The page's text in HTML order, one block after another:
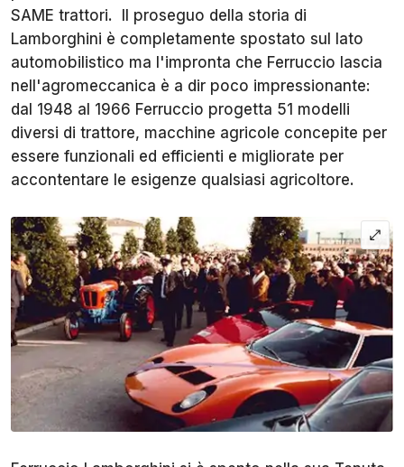
SAME trattori. Il proseguo della storia di
Lamborghini è completamente spostato sul lato
automobilistico ma l'impronta che Ferruccio lascia
nell'agromeccanica è a dir poco impressionante:
dal 1948 al 1966 Ferruccio progetta 51 modelli
diversi di trattore, macchine agricole concepite per
essere funzionali ed efficienti e migliorate per
accontentare le esigenze qualsiasi agricoltore.